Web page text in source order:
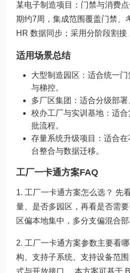
某电子制造项目：门禁与消费
期约7周，集成范围覆盖门禁、
HR 数据同步；采用分阶段割接
适用场景总结
大型制造园区：适合统一
与梯控。
多厂区集团：适合分级部署
校办工厂与实训基地：适
批流程。
存量系统升级项目：适合
台整合与数据迁移。
工厂一卡通方案FAQ
1. 工厂一卡通方案怎么选？ 先
量、是否多园区，再看是否需
区偏本地集中，多分支偏混合部
2. 工厂一卡通方案参数主要看
构、支持子系统、支持设备范
式与开放接口。 本方案可基于